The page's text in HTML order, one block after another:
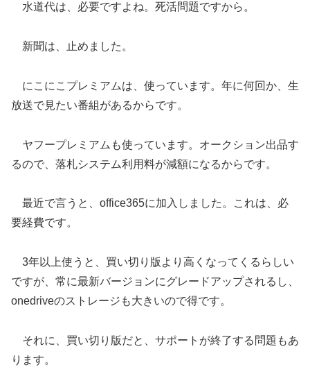
水道代は、必要ですよね。死活問題ですから。
新聞は、止めました。
にこにこプレミアムは、使っています。年に何回か、生
放送で見たい番組があるからです。
ヤフープレミアムも使っています。オークション出品す
るので、落札システム利用料が減額になるからです。
最近で言うと、office365に加入しました。これは、必
要経費です。
3年以上使うと、買い切り版より高くなってくるらしい
ですが、常に最新バージョンにグレードアップされるし、
onedriveのストレージも大きいので得です。
それに、買い切り版だと、サポートが終了する問題もあ
ります。